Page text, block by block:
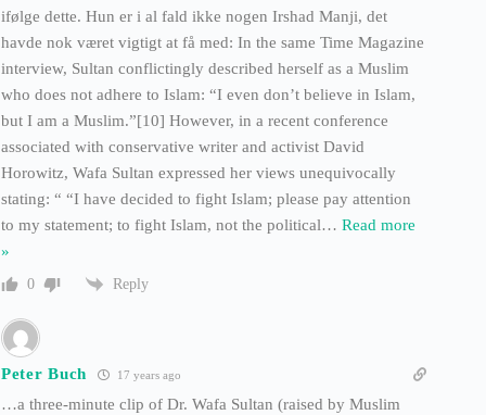
ifølge dette. Hun er i al fald ikke nogen Irshad Manji, det
havde nok været vigtigt at få med: In the same Time Magazine
interview, Sultan conflictingly described herself as a Muslim
who does not adhere to Islam: “I even don’t believe in Islam,
but I am a Muslim.”[10] However, in a recent conference
associated with conservative writer and activist David
Horowitz, Wafa Sultan expressed her views unequivocally
stating: “ “I have decided to fight Islam; please pay attention
to my statement; to fight Islam, not the political… Read more
»
0 Reply
Peter Buch 17 years ago
…a three-minute clip of Dr. Wafa Sultan (raised by Muslim